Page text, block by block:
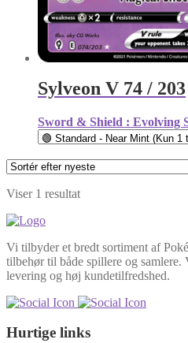
Sylveon V 74 / 203
Sword & Shield : Evolving
Viser 1 resultat
Vi tilbyder et bredt sortiment af
tilbehør til både spillere og
levering og høj kundetilfredshed.
Hurtige links